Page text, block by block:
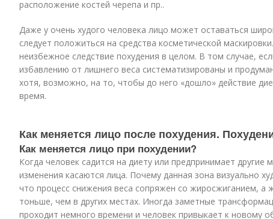
расположение костей черепа и пр..
Даже у очень худого человека лицо может оставаться
следует положиться на средства косметической
неизбежное следствие похудения в целом. В том случае,
избавлению от лишнего веса систематизированы и
хотя, возможно, на то, чтобы до него «дошло» действие
время.
Как меняется лицо после похудения.
Как меняется лицо при похудении?
Когда человек садится на диету или предпринимает другие
изменения касаются лица. Почему данная зона визуально
что процесс снижения веса сопряжен со жиросжиганием, а
тоньше, чем в других местах. Иногда заметные
проходит немного времени и человек привыкает к новому